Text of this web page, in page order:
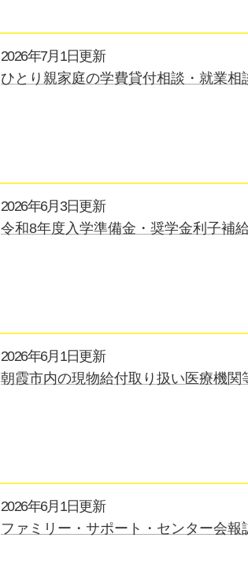
2026年7月1日更新
ひとり親家庭の学費貸付相談・就業
2026年6月3日更新
令和8年度入学準備金・奨学金利子補
2026年6月1日更新
朝霞市内の現物給付取り扱い医療機関
2026年6月1日更新
ファミリー・サポート・センター会報